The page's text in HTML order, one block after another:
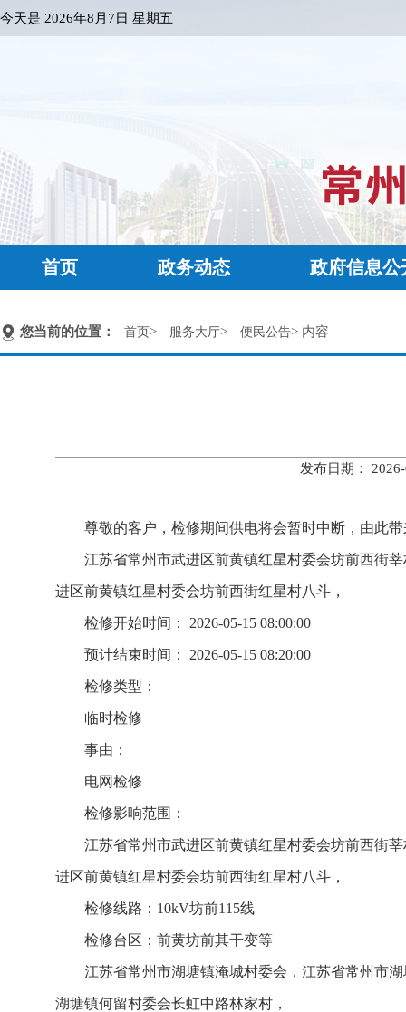
今天是 2026年8月7日 星期五
首页 政务动态 政府信息公
您当前的位置： 首页> 服务大厅> 便民公告> 内容
发布日期：
尊敬的客户，检修期间供电将会暂时中断，由此
江苏省常州市武进区前黄镇红星村委会坊前西街
进区前黄镇红星村委会坊前西街红星村八斗，
检修开始时间： 2026-05-15 08:00:00
预计结束时间： 2026-05-15 08:20:00
检修类型：
临时检修
事由：
电网检修
检修影响范围：
江苏省常州市武进区前黄镇红星村委会坊前西街
进区前黄镇红星村委会坊前西街红星村八斗，
检修线路：10kV坊前115线
检修台区：前黄坊前其干变等
江苏省常州市湖塘镇淹城村委会，江苏省常州市
湖塘镇何留村委会长虹中路林家村，